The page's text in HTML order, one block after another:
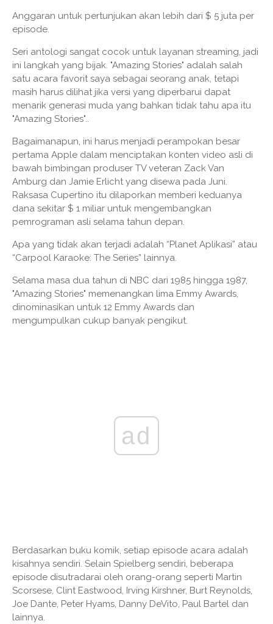
Anggaran untuk pertunjukan akan lebih dari $ 5 juta per
episode.
Seri antologi sangat cocok untuk layanan streaming, jadi
ini langkah yang bijak. "Amazing Stories" adalah salah
satu acara favorit saya sebagai seorang anak, tetapi
masih harus dilihat jika versi yang diperbarui dapat
menarik generasi muda yang bahkan tidak tahu apa itu
"Amazing Stories"..
Bagaimanapun, ini harus menjadi perampokan besar
pertama Apple dalam menciptakan konten video asli di
bawah bimbingan produser TV veteran Zack Van
Amburg dan Jamie Erlicht yang disewa pada Juni.
Raksasa Cupertino itu dilaporkan memberi keduanya
dana sekitar $ 1 miliar untuk mengembangkan
pemrograman asli selama tahun depan.
Apa yang tidak akan terjadi adalah “Planet Aplikasi” atau
“Carpool Karaoke: The Series” lainnya.
Selama masa dua tahun di NBC dari 1985 hingga 1987,
"Amazing Stories" memenangkan lima Emmy Awards,
dinominasikan untuk 12 Emmy Awards dan
mengumpulkan cukup banyak pengikut.
ad
Berdasarkan buku komik, setiap episode acara adalah
kisahnya sendiri. Selain Spielberg sendiri, beberapa
episode disutradarai oleh orang-orang seperti Martin
Scorsese, Clint Eastwood, Irving Kirshner, Burt Reynolds,
Joe Dante, Peter Hyams, Danny DeVito, Paul Bartel dan
lainnya.